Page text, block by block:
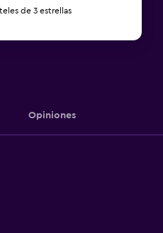
Opiniones
de 3 estrellas